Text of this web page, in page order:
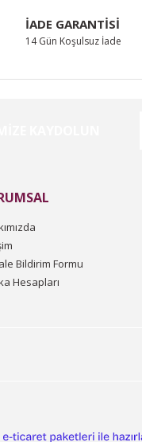
İADE GARANTİSİ
14 Gün Koşulsuz İade
Bildirim Formu
Hesapları
ideasoft e-